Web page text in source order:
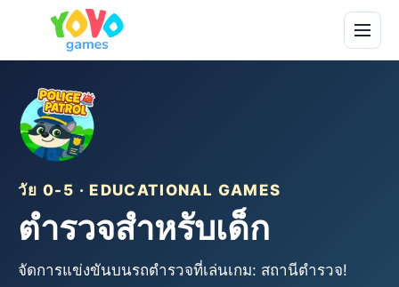
วัย 0-5 · EDUCATIONAL GAMES
ตำรวจสำหรับเด็ก
จัดการแข่งขันบนรถตำรวจที่เล่นเกม: สถานีตำรวจ!